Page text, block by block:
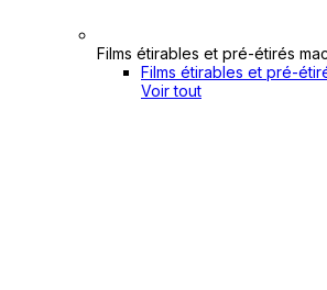
Films étirables et pré-étirés
Films étirables et pré-
Voir tout